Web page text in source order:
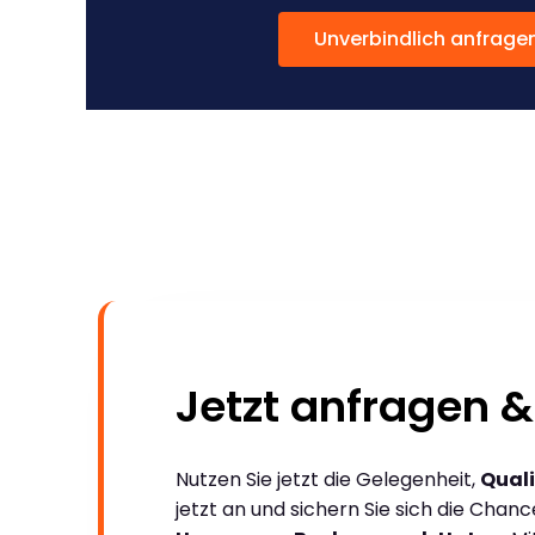
Unverbindlich
Jetzt anfragen
Nutzen Sie jetzt die Gelegenheit,
jetzt an und sichern Sie sich die